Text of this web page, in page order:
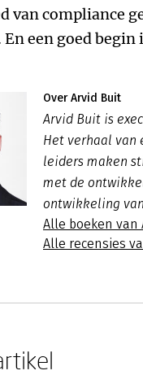
van compliance
een goed begin
Over Arvid Buit
Arvid Buit is
Het verhaal van
leiders maken
met de
ontwikkeling
Alle boeken van
Alle recensies